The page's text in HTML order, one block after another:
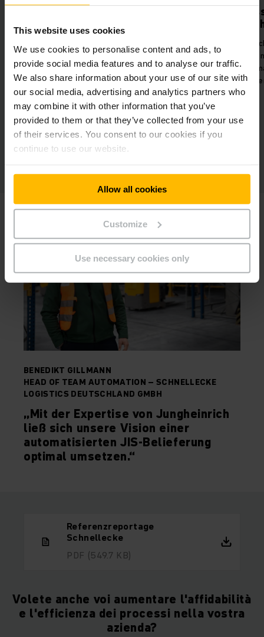
This website uses cookies
We use cookies to personalise content and ads, to
provide social media features and to analyse our traffic.
We also share information about your use of our site with
our social media, advertising and analytics partners who
may combine it with other information that you’ve
provided to them or that they’ve collected from your use
of their services. You consent to our cookies if you
continue to use our website.
Allow all cookies
Customize
Use necessary cookies only
Lieferfähigkeit
Garantierte Nachlieferung in
einem 2-Stunden-Zeitfenster
durch das automatisierte JIS-
System.
und
BENEDIKT GILLMANN
HEAD OF TEAM AUTOMATION – SCHNELLECKE
LOGISTICS DEUTSCHLAND GMBH
„Mit der Expertise von Jungheinrich
ließ sich unsere Vision einer
automatisierten JIS-Belieferung
optimal umsetzen.“
Referenzreportage
Schnellecke
PDF (549.7 KB)
Volete anche voi aumentare l'affidabilità
e l'efficienza dei processi nella vostra
azienda?